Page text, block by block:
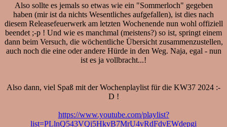
Also sollte es jemals so etwas wie ein "Sommerloch" gegeben
haben (mir ist da nichts Wesentliches aufgefallen), ist dies nach
diesem Releasefeuerwerk am letzten Wochenende nun wohl offiziell
beendet ;-p ! Und wie es manchmal (meistens?) so ist, springt einem
dann beim Versuch, die wöchentliche Übersicht zusammenzustellen,
auch noch die eine oder andere Hürde in den Weg. Naja, egal - nun
ist es ja vollbracht...!
Also dann, viel Spaß mit der Wochenplaylist für die KW37 2024 :-
D !
https://www.youtube.com/playlist?
list=PLlnQ543VQj5HkvB7MrU4vRdFdvEWdepgi